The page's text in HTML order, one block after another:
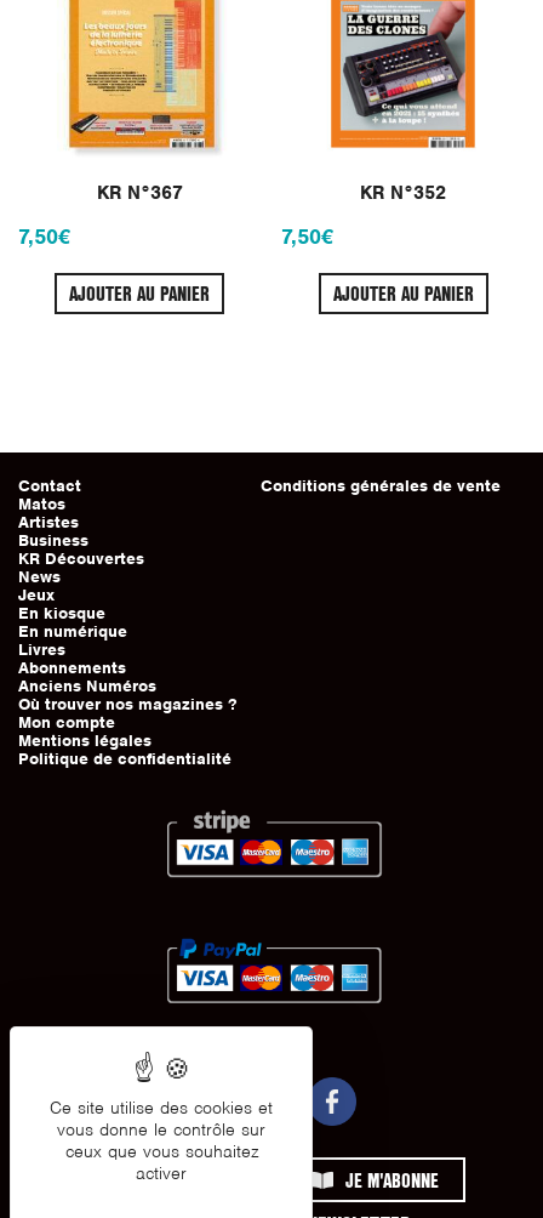
KR N°367
7,50€
AJOUTER AU PANIER
KR N°352
7,50€
AJOUTER AU PANIER
Contact
Matos
Artistes
Business
KR Découvertes
News
Jeux
En kiosque
En numérique
Livres
Abonnements
Anciens Numéros
Où trouver nos magazines ?
Mon compte
Mentions légales
Politique de confidentialité
Conditions générales de vente
JE M'INSCRIS JE M'ABONNE
Ce site utilise des cookies et
vous donne le contrôle sur
ceux que vous souhaitez
activer